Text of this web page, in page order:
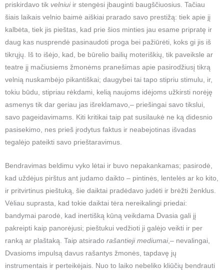
priskirdavo tik velniui ir stengėsi įbauginti baugščiuosius. Tačiau
šiais laikais velnio baimė aiškiai prarado savo prestižą: tiek apie jį
kalbėta, tiek jis pieštas, kad prie šios minties jau esame pripratę ir
daug kas nusprendė pasinaudoti proga bei pažiūrėti, koks gi jis iš
tikrųjų. Iš to išėjo, kad, be būrelio bailių moteriškių, tik paveiksle ar
teatre jį mačiusiems žmonėms pranešimas apie pasirodžiusį tikrą
velnią nuskambėjo pikantiškai; daugybei tai tapo stipriu stimulu, ir,
tokiu būdu, stipriau rėkdami, kelią naujoms idėjoms užkirsti norėję
asmenys tik dar geriau jas išreklamavo,– priešingai savo tikslui,
savo pageidavimams. Kiti kritikai taip pat susilaukė ne ką didesnio
pasisekimo, nes prieš įrodytus faktus ir neabejotinas išvadas
tegalėjo pateikti savo prieštaravimus.
Bendravimas beldimu vyko lėtai ir buvo nepakankamas; pasirodė,
kad uždėjus pirštus ant judamo daikto – pintinės, lentelės ar ko kito,
ir pritvirtinus pieštuką, šie daiktai pradėdavo judėti ir brėžti ženklus.
Vėliau suprasta, kad tokie daiktai tėra nereikalingi priedai:
bandymai parodė, kad inertišką kūną veikdama Dvasia gali jį
pakreipti kaip panorėjusi; pieštukui vedžioti ji galėjo veikti ir per
ranką ar plaštaką. Taip atsirado rašantieji mediumai,– nevalingai,
Dvasioms impulsą davus rašantys žmonės, tapdavę jų
instrumentais ir perteikėjais. Nuo to laiko nebeliko kliūčių bendrauti